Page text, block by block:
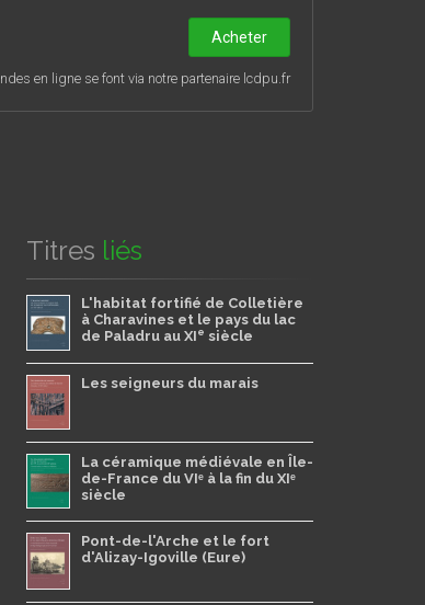
de l’occupation alto-médiévale,
dans la conception d’un atelier.
composée d’une vingtaine de
Acheter
en ligne se font via notre partenaire lcdpu.fr
Titres liés
L'habitat fortifié de Colletière
à Charavines et le pays du lac
de Paladru au XIe siècle
Les seigneurs du marais
La céramique médiévale en Île-
de-France du VIᵉ à la fin du XIᵉ
siècle
Pont-de-l'Arche et le fort
d'Alizay-Igoville (Eure)